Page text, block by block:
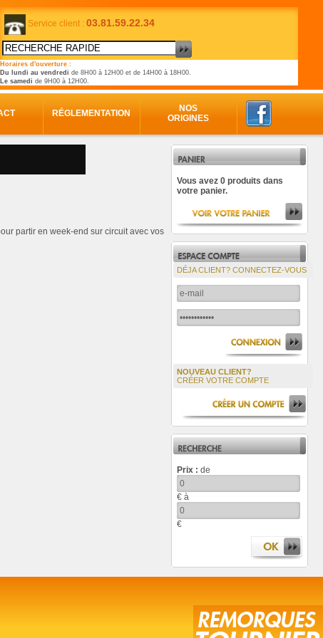
Service client : 03.81.59.22.34
Horaires d'ouverture :
Du lundi au vendredi de 8H00 à 12H00 et de 14H00 à 18H00.
Le samedi de 9H00 à 12H00.
RÉGLEMENTATION
NOS
ORIGINES
partir en week-end sur circuit avec vos
Vous avez 0 produits dans
votre panier.
DÉJA CLIENT? CONNECTEZ-VOUS
NOUVEAU CLIENT?
CRÉER VOTRE COMPTE
Prix : de
€ à
€